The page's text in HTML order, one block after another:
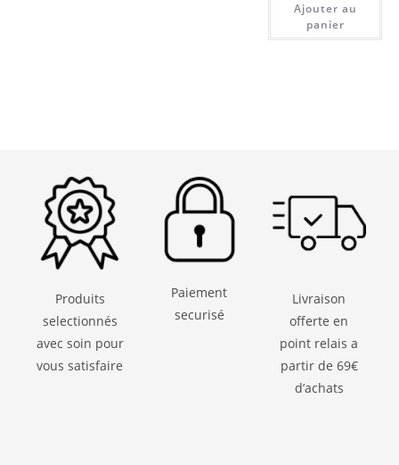
Ajouter au
panier
Produits
selectionnés
avec soin pour
vous satisfaire
Paiement
securisé
Livraison
offerte en
point relais a
partir de 69€
d’achats